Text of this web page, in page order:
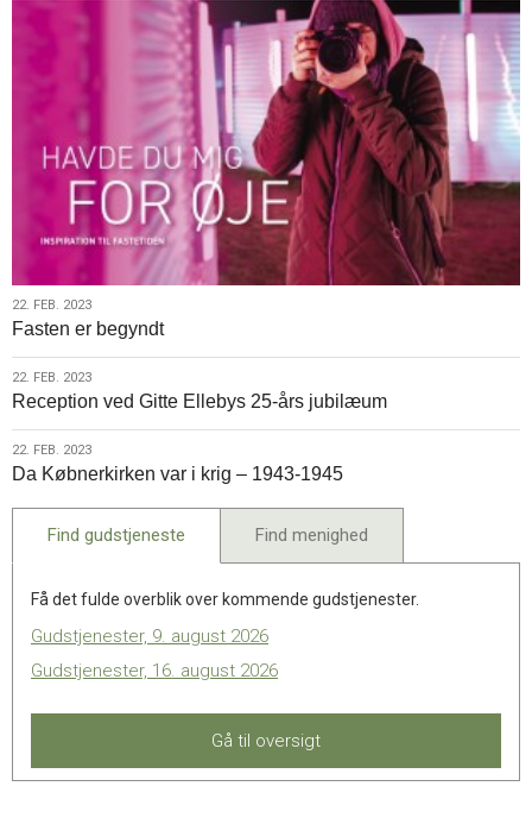
22.
feb.
2023
22. FEB. 2023
Fasten er begyndt
22.
feb.
2023
22. FEB. 2023
Reception ved Gitte Ellebys 25-års jubilæum
22.
feb.
2023
22. FEB. 2023
Da Købnerkirken var i krig – 1943-1945
Find gudstjeneste Find menighed
Få det fulde overblik over kommende gudstjenester.
Gudstjenester, 9. august 2026
Gudstjenester, 16. august 2026
Gå til oversigt